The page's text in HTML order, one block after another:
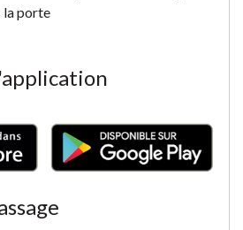
la porte